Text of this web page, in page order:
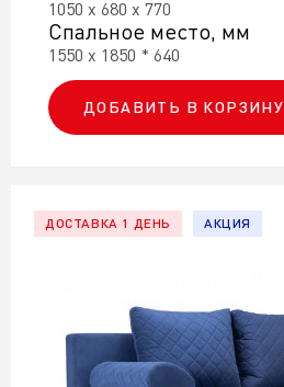
1050 х 680 х 770
Спальное место, мм
1550 х 1850 * 640
ДОБАВИТЬ В КОРЗИНУ
ДОСТАВКА 1 ДЕНЬ АКЦИЯ